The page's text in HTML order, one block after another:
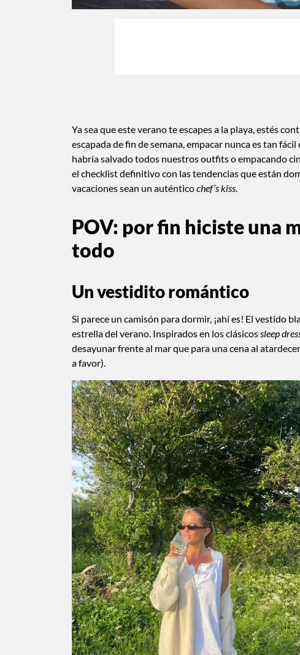
Ya sea que este verano te escapes a la playa, estés
escapada de fin de semana, empacar nunca es tan
habría salvado todos nuestros outfits o empacando
el checklist definitivo con las tendencias que están
vacaciones sean un auténticochef’s kiss
POV: por fin hiciste una
todo
Un vestidito romántico
Si parece un camisón para dormir, ¡ahí es! El vestido
estrella del verano. Inspirados en los clásicos sleep
desayunar frente al mar que para una cena al
a favor).